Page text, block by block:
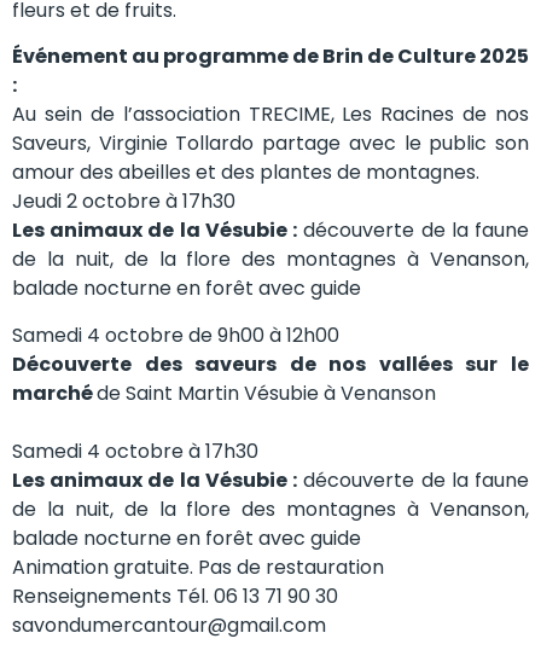
fleurs et de fruits.
Événement au programme de Brin de Culture 2025
:
Au sein de l’association TRECIME, Les Racines de nos
Saveurs, Virginie Tollardo partage avec le public son
amour des abeilles et des plantes de montagnes.
Jeudi 2 octobre à 17h30
Les animaux de la Vésubie : découverte de la faune
de la nuit, de la flore des montagnes à Venanson,
balade nocturne en forêt avec guide
Samedi 4 octobre de 9h00 à 12h00
Découverte des saveurs de nos vallées sur le
marchéde Saint Martin Vésubie à Venanson
Samedi 4 octobre à 17h30
Les animaux de la Vésubie : découverte de la faune
de la nuit, de la flore des montagnes à Venanson,
balade nocturne en forêt avec guide
Animation gratuite. Pas de restauration
Renseignements Tél. 06 13 71 90 30
savondumercantour@gmail.com